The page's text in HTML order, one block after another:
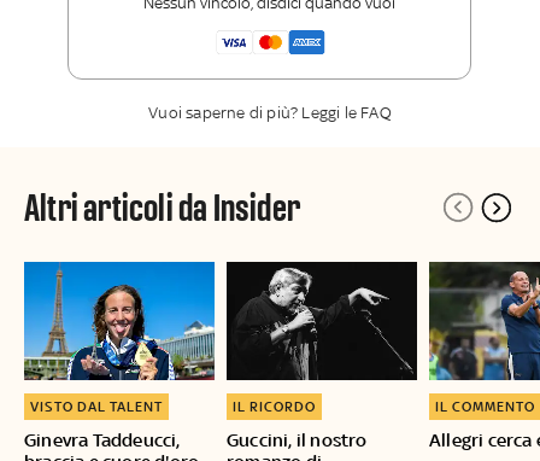
Sport
La newsletter esclusiva di Sky Sport
Vuoi saperne di più? Leggi le FAQ
Altri articoli da Insider
Ginevra Taddeucci,
VISTO DAL TALENT
Guccini, il nostro
IL RICORDO
Allegri
IL COMMENTO